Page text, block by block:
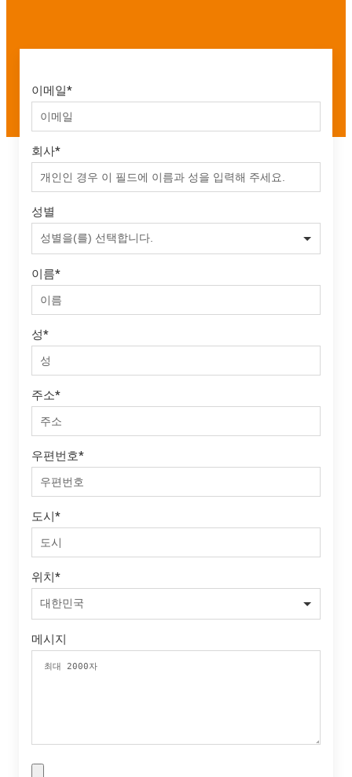
이메일*
회사*
성별
이름*
성*
주소*
우편번호*
도시*
위치*
메시지